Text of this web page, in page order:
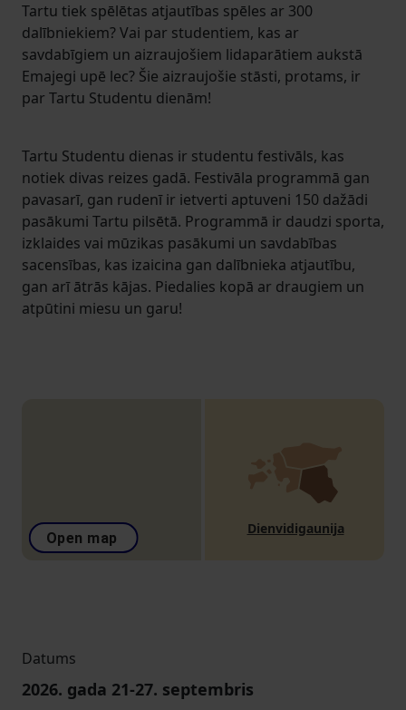
Tartu tiek spēlētas atjautības spēles ar 300
dalībniekiem? Vai par studentiem, kas ar
savdabīgiem un aizraujošiem lidaparātiem aukstā
Emajegi upē lec? Šie aizraujošie stāsti, protams, ir
par Tartu Studentu dienām!
Tartu Studentu dienas ir studentu festivāls, kas
notiek divas reizes gadā. Festivāla programmā gan
pavasarī, gan rudenī ir ietverti aptuveni 150 dažādi
pasākumi Tartu pilsētā. Programmā ir daudzi sporta,
izklaides vai mūzikas pasākumi un savdabības
sacensības, kas izaicina gan dalībnieka atjautību,
gan arī ātrās kājas. Piedalies kopā ar draugiem un
atpūtini miesu un garu!
Open map
Dienvidigaunija
Datums
2026. gada 21-27. septembris